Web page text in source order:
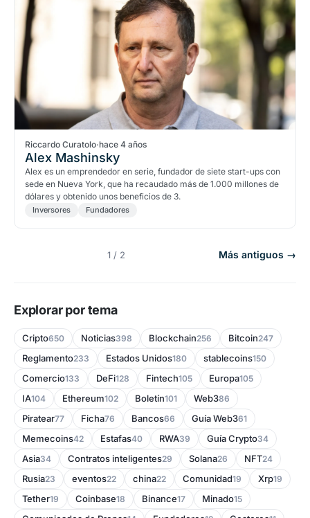
Riccardo Curatolo·hace 4 años
Alex Mashinsky
Alex es un emprendedor en serie, fundador de siete start-ups con
sede en Nueva York, que ha recaudado más de 1.000 millones de
dólares y obtenido unos beneficios de 3.
Inversores Fundadores
1 / 2 Más antiguos →
Explorar por tema
Cripto650 Noticias398 Blockchain256 Bitcoin247
Reglamento233 Estados Unidos180 stablecoins150
Comercio133 DeFi128 Fintech105 Europa105
IA104 Ethereum102 Boletín101 Web386
Piratear77 Ficha76 Bancos66 Guía Web361
Memecoins42 Estafas40 RWA39 Guía Crypto34
Asia34 Contratos inteligentes29 Solana26 NFT24
Rusia23 eventos22 china22 Comunidad19 Xrp19
Tether19 Coinbase18 Binance17 Minado15